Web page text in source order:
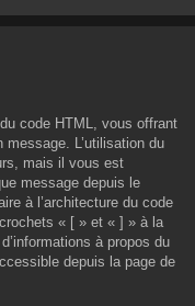
code HTML, vous offrant
message. L’utilisation du
mais il vous est
message depuis le
à l’architecture du code
« [ » et « ] » à la
à propos du
depuis la page de